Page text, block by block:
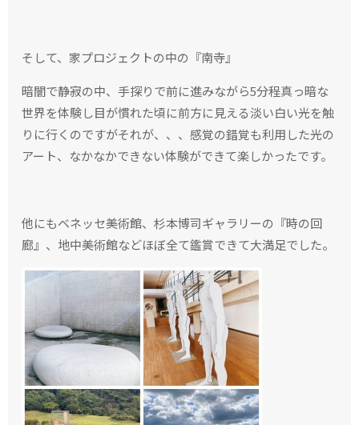
そして、家プロジェクトの中の『南寺』
暗闇で静寂の中、手探りで前に進みながら5分程真っ暗な
世界を体験し目が慣れた頃に前方に見える淡い白い光を触
りに行くのですがそれが、、、感覚の錯覚も利用した光の
アート、なかなかできない体験ができて楽しかったです。
他にもベネッセ美術館、杉本博司ギャラリーの『時の回
廊』、地中美術館などほぼ全て鑑賞できて大満足でした。